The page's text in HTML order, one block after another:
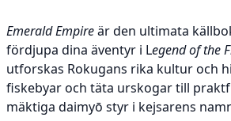
Emerald Empireär den ultimata
fördjupa dina äventyr i Legend of the
utforskas Rokugans rika kultur och
fiskebyar och täta urskogar till
mäktiga daimyō styr i kejsarens